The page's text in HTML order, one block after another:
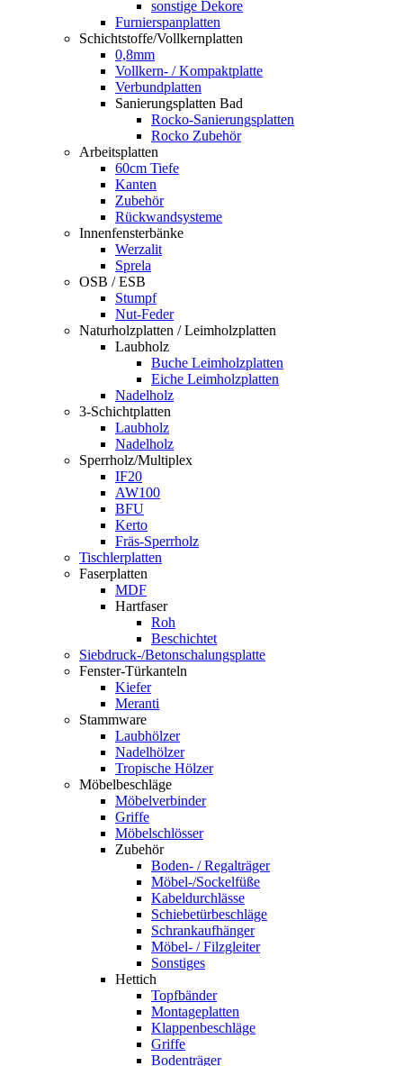
sonstige Dekore
Furnierspanplatten
Schichtstoffe/Vollkernplatten
0,8mm
Vollkern- / Kompaktplatte
Verbundplatten
Sanierungsplatten Bad
Rocko-Sanierungsplatten
Rocko Zubehör
Arbeitsplatten
60cm Tiefe
Kanten
Zubehör
Rückwandsysteme
Innenfensterbänke
Werzalit
Sprela
OSB / ESB
Stumpf
Nut-Feder
Naturholzplatten / Leimholzplatten
Laubholz
Buche Leimholzplatten
Eiche Leimholzplatten
Nadelholz
3-Schichtplatten
Laubholz
Nadelholz
Sperrholz/Multiplex
IF20
AW100
BFU
Kerto
Fräs-Sperrholz
Tischlerplatten
Faserplatten
MDF
Hartfaser
Roh
Beschichtet
Siebdruck-/Betonschalungsplatte
Fenster-Türkanteln
Kiefer
Meranti
Stammware
Laubhölzer
Nadelhölzer
Tropische Hölzer
Möbelbeschläge
Möbelverbinder
Griffe
Möbelschlösser
Zubehör
Boden- / Regalträger
Möbel-/Sockelfüße
Kabeldurchlässe
Schiebetürbeschläge
Schrankaufhänger
Möbel- / Filzgleiter
Sonstiges
Hettich
Topfbänder
Montageplatten
Klappenbeschläge
Griffe
Bodenträger